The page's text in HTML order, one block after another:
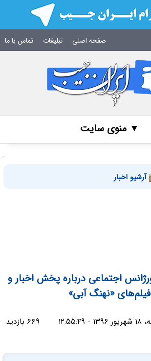
صفحه اصلی تبلیغات تماس با ما
▼ منوی سایت
آرشیو اخبار
اجتماعی درباره پخش اخبار و
فیلم‌های «نهنگ آبی»
- ۱۲:۵۵:۴۹ ۶۶۹ بازدید